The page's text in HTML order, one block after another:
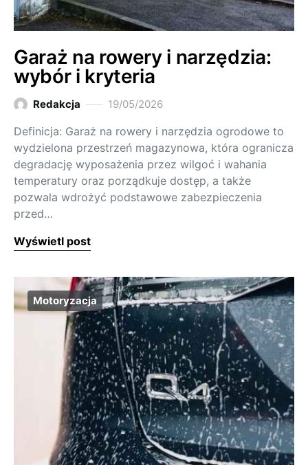
Garaż na rowery i narzędzia:
wybór i kryteria
Redakcja 19/05/2026
Definicja: Garaż na rowery i narzędzia ogrodowe to
wydzielona przestrzeń magazynowa, która ogranicza
degradację wyposażenia przez wilgoć i wahania
temperatury oraz porządkuje dostęp, a także
pozwala wdrożyć podstawowe zabezpieczenia
przed…
Wyświetl post
Motoryzacja